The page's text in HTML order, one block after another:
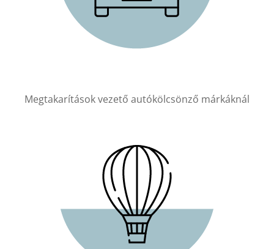
Megtakarítások vezető autókölcsönző márkáknál